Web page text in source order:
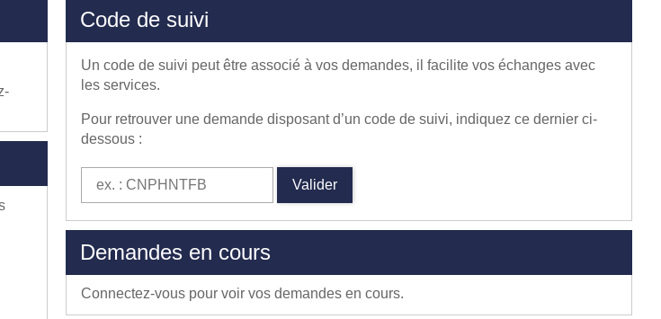
Code de suivi
Un code de suivi peut être associé à vos demandes, il facilite vos échanges avec
les services.
Pour retrouver une demande disposant d’un code de suivi, indiquez ce dernier ci-
dessous :
Code de suivi
Valider
Demandes en cours
Connectez-vous pour voir vos demandes en cours.